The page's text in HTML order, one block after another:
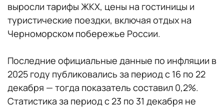
выросли тарифы ЖКХ, цены на гостиницы и
туристические поездки, включая отдых на
Черноморском побережье России.
Последние официальные данные по инфляции в
2025 году публиковались за период с 16 по 22
декабря — тогда показатель составил 0,2%.
Статистика за период с 23 по 31 декабря не